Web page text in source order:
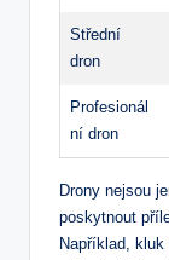
Střední
dron
Profesionál
ní dron
Drony nejsou
poskytnout
Například,